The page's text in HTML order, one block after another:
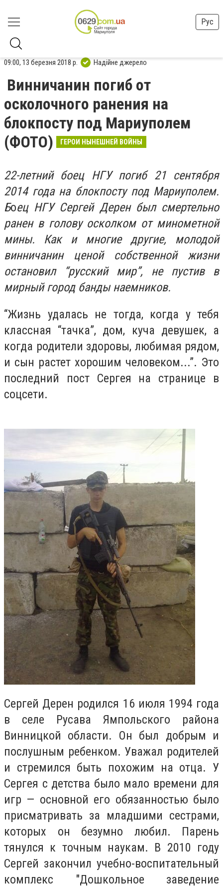
Рус
09:00, 13 березня 2018 р. Надійне джерело
Винничанин погиб от
осколочного ранения на
блокпосту под Мариуполем
(ФОТО)
ГЕРОИ НЫНЕШНЕЙ ВОЙНЫ
22-летний боец НГУ погиб 21 сентября
2014 года на блокпосту под Мариуполем.
Боец НГУ Сергей Дерен был смертельно
ранен в голову осколком от минометной
мины. Как и многие другие, молодой
винничанин ценой собственной жизни
остановил “русский мир”, не пустив в
мирный город банды наемников.
“Жизнь удалась не тогда, когда у тебя
классная “тачка”, дом, куча девушек, а
когда родители здоровы, любимая рядом,
и сын растет хорошим человеком...”. Это
последний пост Сергея на странице в
соцсети.
Сергей Дерен родился 16 июля 1994 года
в селе Русава Ямпольского района
Винницкой области. Он был добрым и
послушным ребенком. Уважал родителей
и стремился быть похожим на отца. У
Сергея с детства было мало времени для
игр — основной его обязанностью было
присматривать за младшими сестрами,
которых он безумно любил. Парень
тянулся к точным наукам. В 2010 году
Сергей закончил учебно-воспитательный
комплекс "Дошкольное заведение